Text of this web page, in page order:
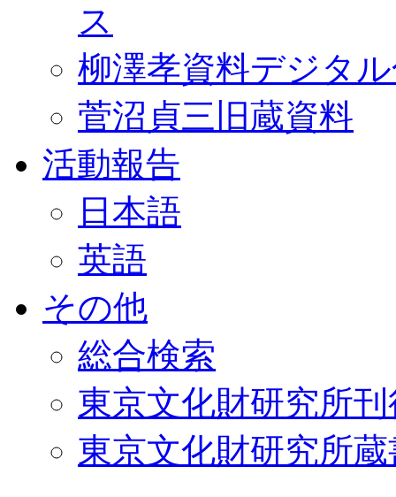
ス
柳澤孝資料デジタ
菅沼貞三旧蔵資料
活動報告
日本語
英語
その他
総合検索
東京文化財研究所
東京文化財研究所